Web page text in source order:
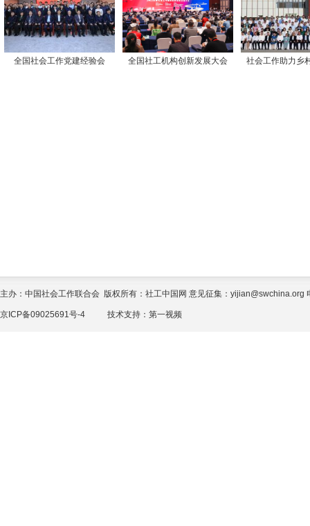
全国社会工作党建经验会 全国社工机构创新发展大会 社会工作助力乡
主办：中国社会工作联合会 版权所有：社工中国网 意见征集：yijian@swchina.org
京ICP备09025691号-4 技术支持： 第一视频